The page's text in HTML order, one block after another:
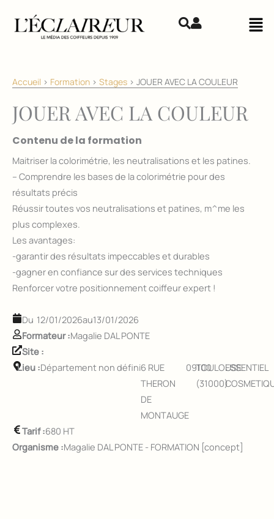
Accueil > Formation > Stages > JOUER AVEC LA COULEUR
JOUER AVEC LA COULEUR
Contenu de la formation
Maitriser la colorimétrie, les neutralisations et les patines.
– Comprendre les bases de la colorimétrie pour des
résultats précis
Réussir toutes vos neutralisations et patines, m^me les
plus complexes.
Les avantages:
-garantir des résultats impeccables et durables
-gagner en confiance sur des services techniques
Renforcer votre positionnement coiffeur expert !
12/01/2026au13/01/2026
Formateur :Magalie DAL PONTE
Site :
Lieu :Département non défini6 RUE
THERON
DE
MONTAUGE
09100
TOULOUSE
(31000)
ESSENTIEL
Tarif :680 HT
Organisme :Magalie DAL PONTE - FORMATION [concept]